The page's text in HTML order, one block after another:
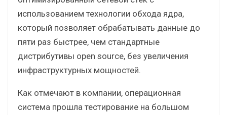
использованием технологии обхода ядра,
который позволяет обрабатывать данные до
пяти раз быстрее, чем стандартные
дистрибутивы open source, без увеличения
инфраструктурных мощностей.
Как отмечают в компании, операционная
система прошла тестирование на большом